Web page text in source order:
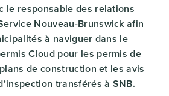
le responsable des relations
Nouveau-Brunswick afin
à naviguer dans le
Cloud pour les permis de
de construction et les avis
transférés à SNB.